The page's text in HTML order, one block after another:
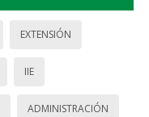
EXTENSIÓN
IIE
ADMINISTRACIÓN